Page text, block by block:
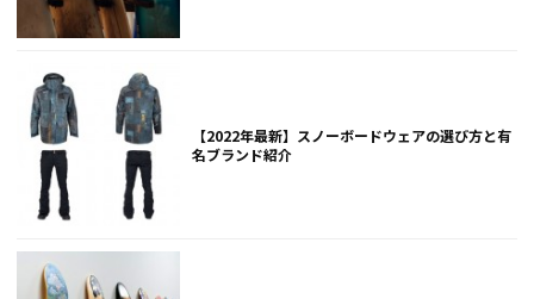
【2022年最新】スノーボードウェアの選び方と有
名ブランド紹介